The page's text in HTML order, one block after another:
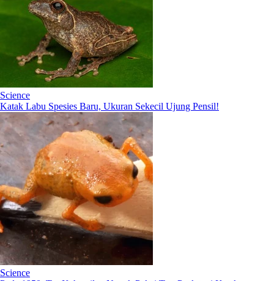
Science
Katak Labu Spesies Baru, Ukuran Sekecil Ujung Pensil!
Science